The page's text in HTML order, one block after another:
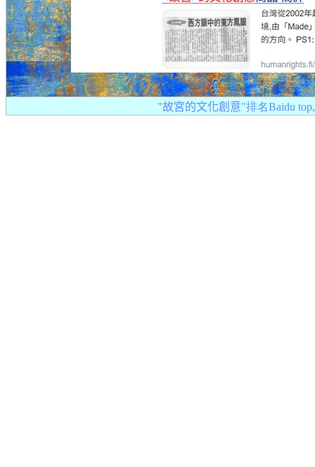
"故宮的文化創意"排名Baidu